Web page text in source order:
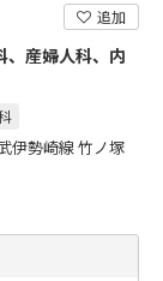
追加
、産婦人科、内
伊勢崎線 竹ノ塚